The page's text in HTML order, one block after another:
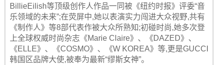
BillieEilish等顶级创作人作品一同被《纽约时报》评委“音
乐领域的未来”;在荧屏中,她以表演实力闯进大众视野,共有
《制作人》等8部代表作被大众所熟知;初碰时尚,她多次登
上全球权威时尚杂志《Marie Claire》、《DAZED》、
《ELLE》、《COSMO》、《W KOREA》等,更是GUCCI
韩国区品牌大使,被奉为最新“缪斯女神”。